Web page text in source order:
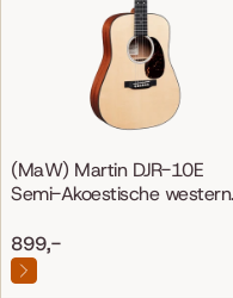
(MaW) Martin DJR-10E
Semi-Akoestische western
899,-